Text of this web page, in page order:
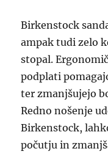
Birkenstock
ampak tudi zelo
stopal.
podplati
ter zmanjšujejo
Redno nošenje
Birkenstock,
počutju in